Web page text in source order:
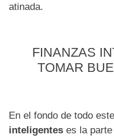
atinada.
FINANZAS
TOMAR
En el fondo de todo
inteligentes es la